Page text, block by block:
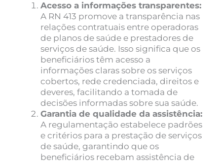
Acesso a informações transparentes:
A RN 413 promove a transparência nas
relações contratuais entre operadoras
de planos de saúde e prestadores de
serviços de saúde. Isso significa que os
beneficiários têm acesso a
informações claras sobre os serviços
cobertos, rede credenciada, direitos e
deveres, facilitando a tomada de
decisões informadas sobre sua saúde.
Garantia de qualidade da assistência:
A regulamentação estabelece padrões
e critérios para a prestação de serviços
de saúde, garantindo que os
beneficiários recebam assistência de